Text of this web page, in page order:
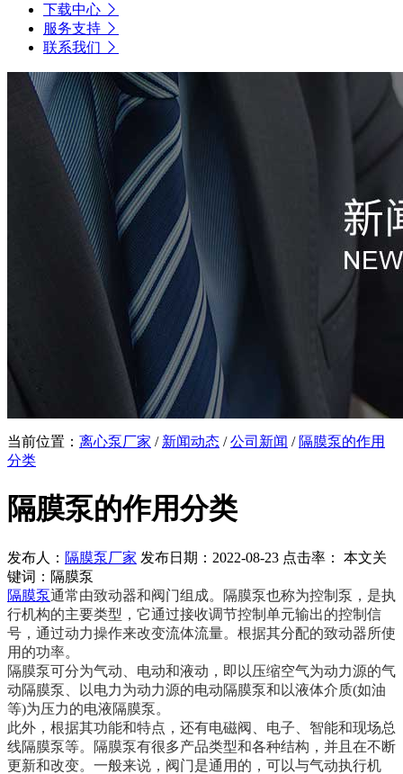
下载中心
服务支持
联系我们
当前位置： 离心泵厂家 / 新闻动态 /公司新闻 / 隔膜泵的作用
分类
隔膜泵的作用分类
发布人： 隔膜泵厂家 发布日期：2022-08-23 点击率：
本文关
键词：隔膜泵
隔膜泵通常由致动器和阀门组成。隔膜泵也称为控制泵，是执
行机构的主要类型，它通过接收调节控制单元输出的控制信
号，通过动力操作来改变流体流量。根据其分配的致动器所使
用的功率。
隔膜泵可分为气动、电动和液动，即以压缩空气为动力源的气
动隔膜泵、以电力为动力源的电动隔膜泵和以液体介质(如油
等)为压力的电液隔膜泵。
此外，根据其功能和特点，还有电磁阀、电子、智能和现场总
线隔膜泵等。隔膜泵有很多产品类型和各种结构，并且在不断
更新和改变。一般来说，阀门是通用的，可以与气动执行机